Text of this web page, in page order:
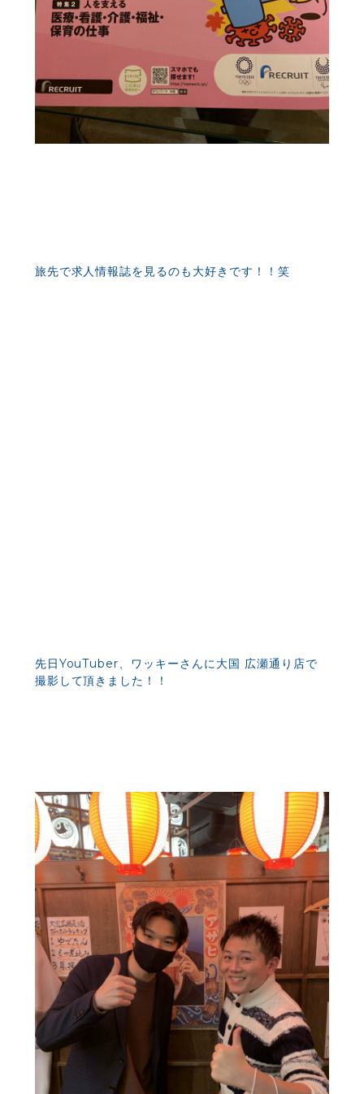
旅先で求人情報誌を見るのも大好きです！！笑
先日YouTuber、ワッキーさんに大国 広瀬通り店で
撮影して頂きました！！